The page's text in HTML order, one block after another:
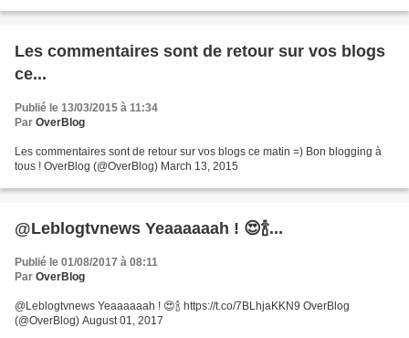
Les commentaires sont de retour sur vos blogs
ce...
Publié le 13/03/2015 à 11:34
Par OverBlog
Les commentaires sont de retour sur vos blogs ce matin =) Bon blogging à
tous ! OverBlog (@OverBlog) March 13, 2015
@Leblogtvnews Yeaaaaaah ! 😍🍾...
Publié le 01/08/2017 à 08:11
Par OverBlog
@Leblogtvnews Yeaaaaaah ! 😍🍾 https://t.co/7BLhjaKKN9 OverBlog
(@OverBlog) August 01, 2017